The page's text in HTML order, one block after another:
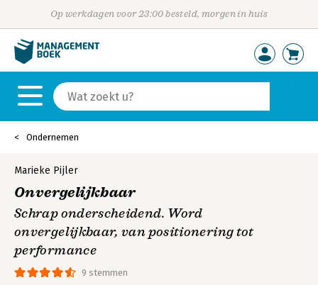
Op werkdagen voor 23:00 besteld, morgen in huis
Ondernemen
9 stemmen
Marieke Pijler
Onvergelijkbaar
Schrap onderscheidend. Word
onvergelijkbaar, van positionering tot
performance